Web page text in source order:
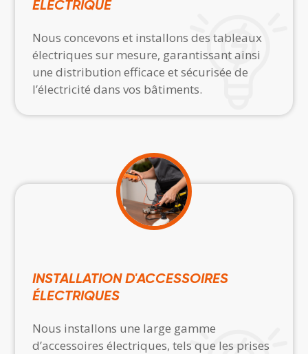
ÉLECTRIQUE
Nous concevons et installons des tableaux
électriques sur mesure, garantissant ainsi
une distribution efficace et sécurisée de
l’électricité dans vos bâtiments.
INSTALLATION D'ACCESSOIRES
ÉLECTRIQUES
Nous installons une large gamme
d’accessoires électriques, tels que les prises